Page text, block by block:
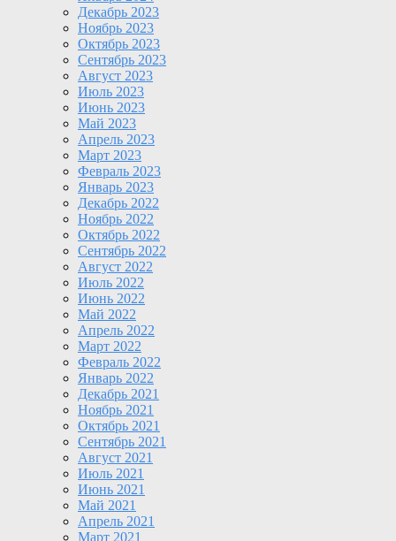
Декабрь 2023
Ноябрь 2023
Октябрь 2023
Сентябрь 2023
Август 2023
Июль 2023
Июнь 2023
Май 2023
Апрель 2023
Март 2023
Февраль 2023
Январь 2023
Декабрь 2022
Ноябрь 2022
Октябрь 2022
Сентябрь 2022
Август 2022
Июль 2022
Июнь 2022
Май 2022
Апрель 2022
Март 2022
Февраль 2022
Январь 2022
Декабрь 2021
Ноябрь 2021
Октябрь 2021
Сентябрь 2021
Август 2021
Июль 2021
Июнь 2021
Май 2021
Апрель 2021
Март 2021